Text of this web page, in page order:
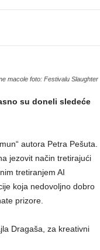
macole foto: Festivalu Slaughter
su doneli sledeće
autora Petra Pešuta.
jezovit način tretirajući
tretiranjem AI
koja nedovoljno dobro
prizore.
Dragaša, za kreativni